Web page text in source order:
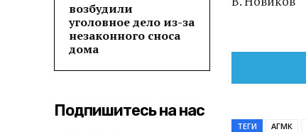
возбудили
уголовное дело из-за
незаконного сноса
дома
Подпишитесь на нас
ТЕГИ АГМК